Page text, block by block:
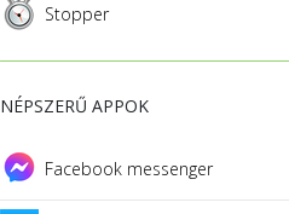
Stopper
NÉPSZERŰ APPOK
Facebook messenger